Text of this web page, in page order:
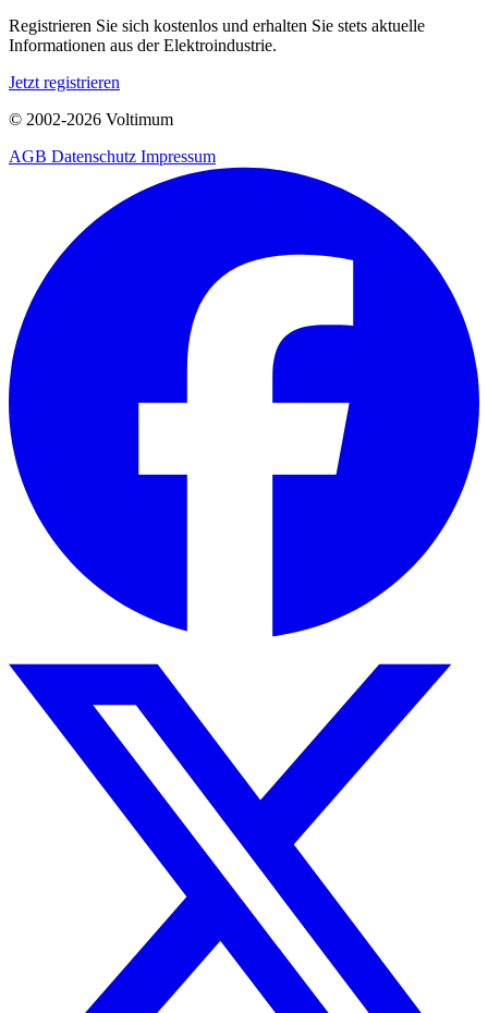
Registrieren Sie sich kostenlos und erhalten Sie stets aktuelle
Informationen aus der Elektroindustrie.
Jetzt registrieren
© 2002-2026 Voltimum
AGB Datenschutz Impressum